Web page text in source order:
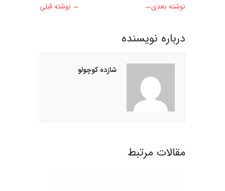
← نوشته قبلی نوشته بعدی→
درباره نويسنده
شازده کوچولو
مقالات مرتبط